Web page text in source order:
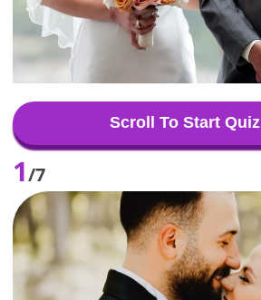
Scroll To Start Quiz
1/7